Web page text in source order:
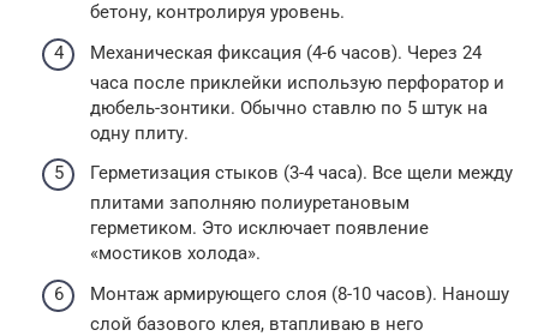
бетону, контролируя уровень.
Механическая фиксация (4-6 часов). Через 24
часа после приклейки использую перфоратор и
дюбель-зонтики. Обычно ставлю по 5 штук на
одну плиту.
Герметизация стыков (3-4 часа). Все щели между
плитами заполняю полиуретановым
герметиком. Это исключает появление
«мостиков холода».
Монтаж армирующего слоя (8-10 часов). Наношу
слой базового клея, втапливаю в него